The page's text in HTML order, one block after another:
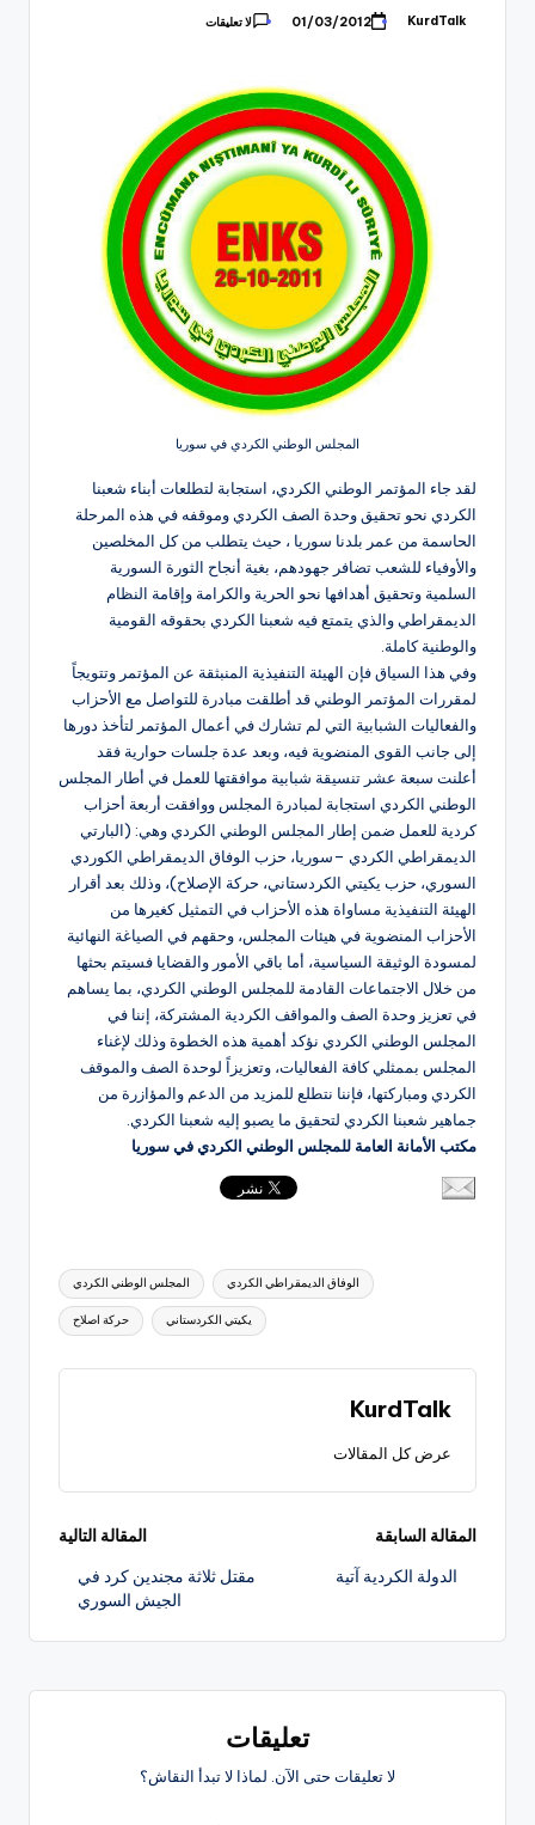
تمّ
KurdTalk
01/03/2012 لا تعليقات
المجلس الوطني الكردي في سوريا
لقد جاء المؤتمر الوطني الكردي، استجابة لتطلعات أبناء شعبنا
الكردي نحو تحقيق وحدة الصف الكردي وموقفه في هذه المرحلة
الحاسمة من عمر بلدنا سوريا ، حيث يتطلب من كل المخلصين
والأوفياء للشعب تضافر جهودهم، بغية أنجاح الثورة السورية
السلمية وتحقيق أهدافها نحو الحرية والكرامة وإقامة النظام
الديمقراطي والذي يتمتع فيه شعبنا الكردي بحقوقه القومية
والوطنية كاملة.
وفي هذا السياق فإن الهيئة التنفيذية المنبثقة عن المؤتمر وتتويجاً
لمقررات المؤتمر الوطني قد أطلقت مبادرة للتواصل مع الأحزاب
والفعاليات الشبابية التي لم تشارك في أعمال المؤتمر لتأخذ دورها
إلى جانب القوى المنضوية فيه، وبعد عدة جلسات حوارية فقد
أعلنت سبعة عشر تنسيقة شبابية موافقتها للعمل في أطار المجلس
الوطني الكردي استجابة لمبادرة المجلس ووافقت أربعة أحزاب
كردية للعمل ضمن إطار المجلس الوطني الكردي وهي: (البارتي
الديمقراطي الكردي –سوريا، حزب الوفاق الديمقراطي الكوردي
السوري، حزب يكيتي الكردستاني، حركة الإصلاح)، وذلك بعد أقرار
الهيئة التنفيذية مساواة هذه الأحزاب في التمثيل كغيرها من
الأحزاب المنضوية في هيئات المجلس، وحقهم في الصياغة النهائية
لمسودة الوثيقة السياسية، أما باقي الأمور والقضايا فسيتم بحثها
من خلال الاجتماعات القادمة للمجلس الوطني الكردي، بما يساهم
في تعزيز وحدة الصف والمواقف الكردية المشتركة، إننا في
المجلس الوطني الكردي نؤكد أهمية هذه الخطوة وذلك لإغناء
المجلس بممثلي كافة الفعاليات، وتعزيزاً لوحدة الصف والموقف
الكردي ومباركتها، فإننا نتطلع للمزيد من الدعم والمؤازرة من
جماهير شعبنا الكردي لتحقيق ما يصبو إليه شعبنا الكردي.
مكتب الأمانة العامة للمجلس الوطني الكردي في سوريا
المجلس الوطني الكردي الوفاق الديمقراطي الكردي
حركة اصلاح يكيتي الكردستاني
KurdTalk
عرض كل المقالات
تصفّح
المقالات
المقالة السابقة
الدولة الكردية آتية
المقالة التالية
مقتل ثلاثة مجندين كرد في
الجيش السوري
تعليقات
لا تعليقات حتى الآن. لماذا لا تبدأ النقاش؟